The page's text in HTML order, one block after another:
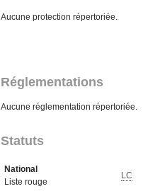
Aucune protection répertoriée.
Réglementations
Aucune réglementation répertoriée.
Statuts
National
Liste rouge
LC